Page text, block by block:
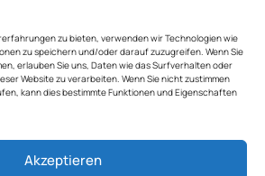
zu bieten, verwenden wir Technologien wie
zu speichern und/oder darauf zuzugreifen. Wenn Sie
erlauben Sie uns, Daten wie das Surfverhalten oder
Website zu verarbeiten. Wenn Sie nicht zustimmen
kann dies bestimmte Funktionen und Eigenschaften
Akzeptieren